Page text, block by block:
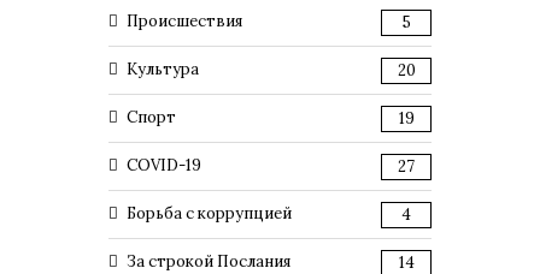
Происшествия 5
Культура 20
Спорт 19
COVID-19 27
Борьба с коррупцией 4
За строкой Послания 14